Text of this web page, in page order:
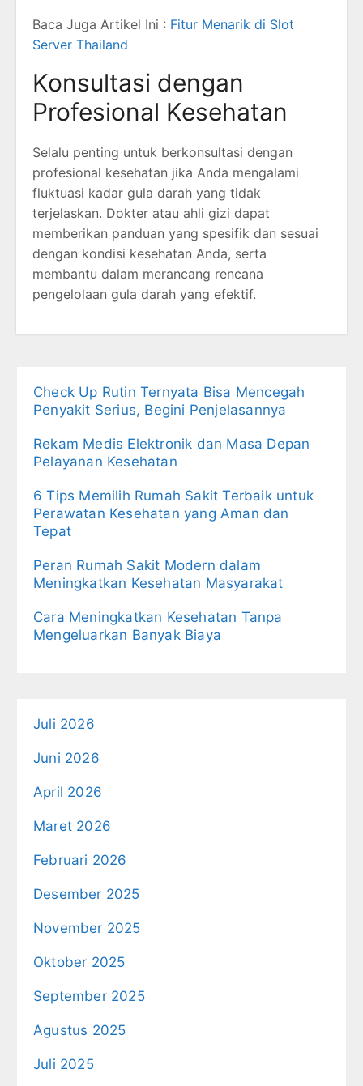
Baca Juga Artikel Ini : Fitur Menarik di Slot
Server Thailand
Konsultasi dengan
Profesional Kesehatan
Selalu penting untuk berkonsultasi dengan
profesional kesehatan jika Anda mengalami
fluktuasi kadar gula darah yang tidak
terjelaskan. Dokter atau ahli gizi dapat
memberikan panduan yang spesifik dan sesuai
dengan kondisi kesehatan Anda, serta
membantu dalam merancang rencana
pengelolaan gula darah yang efektif.
Check Up Rutin Ternyata Bisa Mencegah
Penyakit Serius, Begini Penjelasannya
Rekam Medis Elektronik dan Masa Depan
Pelayanan Kesehatan
6 Tips Memilih Rumah Sakit Terbaik untuk
Perawatan Kesehatan yang Aman dan
Tepat
Peran Rumah Sakit Modern dalam
Meningkatkan Kesehatan Masyarakat
Cara Meningkatkan Kesehatan Tanpa
Mengeluarkan Banyak Biaya
Juli 2026
Juni 2026
April 2026
Maret 2026
Februari 2026
Desember 2025
November 2025
Oktober 2025
September 2025
Agustus 2025
Juli 2025